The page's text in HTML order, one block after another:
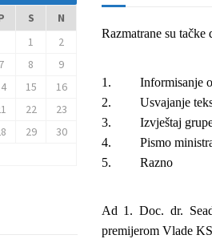
Razmatrane su tačke
1.
Informisanje
2.
Usvajanje
3.
Izvještaj
4.
Pismo
5.
Razno
Ad 1. Doc. dr.
premijerom Vlade
S
N
1
2
7 8
9
15
16
22
23
29
30